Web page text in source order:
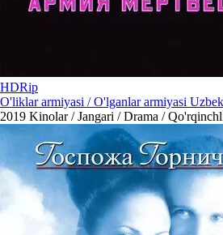
HDRip
O'liklar armiyasi / O'lganlar armiyasi
2019 Kinolar / Jangari / Drama /